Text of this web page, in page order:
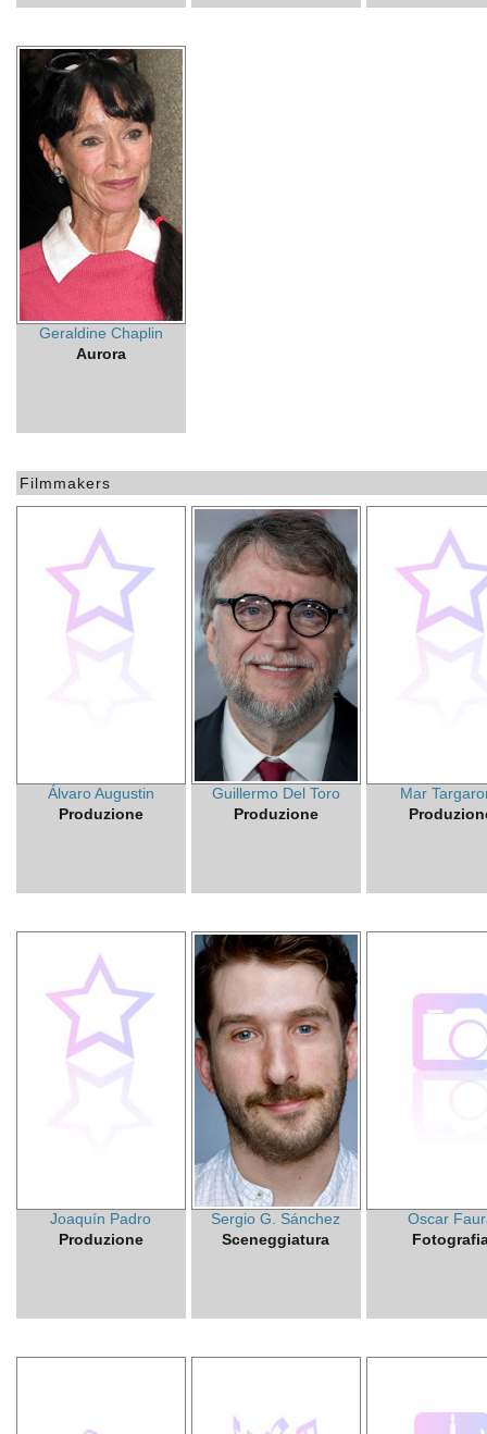
Geraldine Chaplin
Aurora
Filmmakers
Álvaro Augustin
Produzione
Guillermo Del Toro
Produzione
Mar
Joaquín Padro
Produzione
Sergio G. Sánchez
Sceneggiatura
Oscar